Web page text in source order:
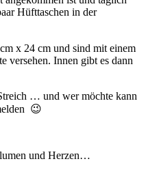
Hüfttaschen in der
x 24 cm und sind mit einem
versehen. Innen gibt es dann
… und wer möchte kann
😉
und Herzen…